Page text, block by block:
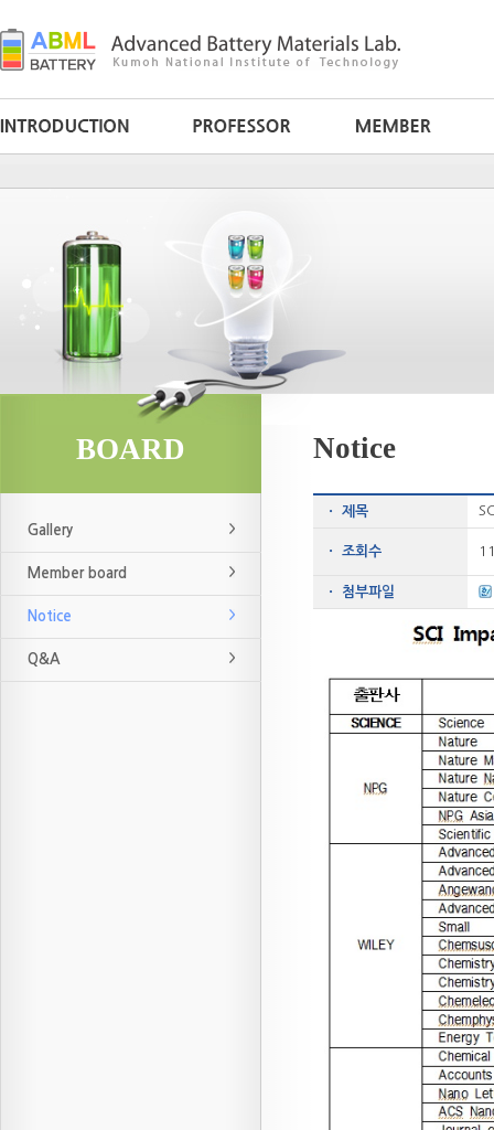
BOARD
Gallery
Member board
Notice
Q&A
Notice
ㆍ 제목
ㆍ 조회수
ㆍ 첨부파일